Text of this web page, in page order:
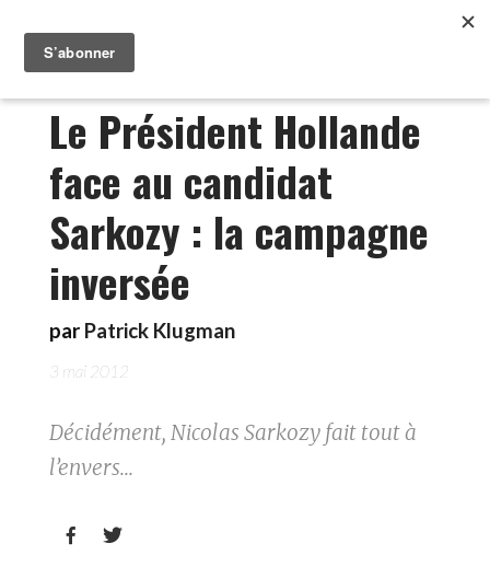
Le Président Hollande
face au candidat
Sarkozy : la campagne
inversée
par Patrick Klugman
3 mai 2012
Décidément, Nicolas Sarkozy fait tout à
l’envers...
 